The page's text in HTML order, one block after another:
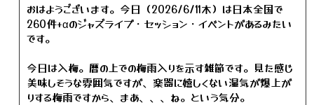
おはようございます。今日（2026/6/11木）は日本全国で
260件+αのジャズライブ・セッション・イベントがあるみたい
です。
今日は入梅。暦の上での梅雨入りを示す雑節です。見た感じ
美味しそうな雰囲気ですが、楽器に嬉しくない湿気が爆上が
りする梅雨ですから、まあ、、、ね。という気分。